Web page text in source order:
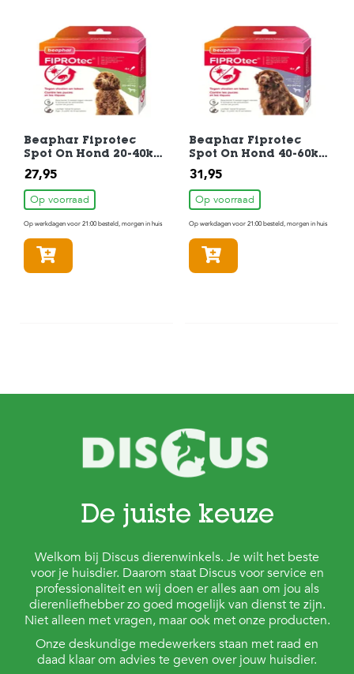
Beaphar Fiprotec
Spot On Hond 20-40kg
4Pipetten
27,95
Op voorraad
Op werkdagen voor 21:00 besteld, morgen in huis
Beaphar Fiprotec
Spot On Hond 40-60kg
4Pipetten
31,95
Op voorraad
Op werkdagen voor 21:00 besteld, morgen in huis
De juiste keuze
Welkom bij Discus dierenwinkels. Je wilt het beste
voor je huisdier. Daarom staat Discus voor service en
professionaliteit en wij doen er alles aan om jou als
dierenliefhebber zo goed mogelijk van dienst te zijn.
Niet alleen met vragen, maar ook met onze producten.
Onze deskundige medewerkers staan met raad en
daad klaar om advies te geven over jouw huisdier.